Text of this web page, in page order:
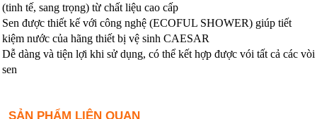
(tinh tế, sang trọng) từ chất liệu cao cấp
Sen được thiết kế với công nghệ (ECOFUL SHOWER) giúp tiết
kiệm nước của hãng thiết bị vệ sinh CAESAR
Dễ dàng và tiện lợi khi sử dụng, có thể kết hợp được vói tất cả các vòi
sen
SẢN PHẨM LIÊN QUAN